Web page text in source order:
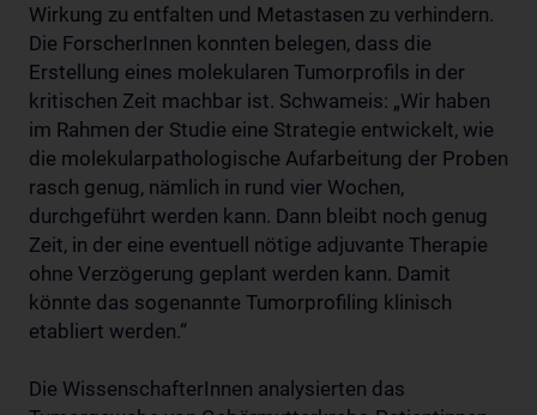
Wirkung zu entfalten und Metastasen zu verhindern.
Die ForscherInnen konnten belegen, dass die
Erstellung eines molekularen Tumorprofils in der
kritischen Zeit machbar ist. Schwameis: „Wir haben
im Rahmen der Studie eine Strategie entwickelt, wie
die molekularpathologische Aufarbeitung der Proben
rasch genug, nämlich in rund vier Wochen,
durchgeführt werden kann. Dann bleibt noch genug
Zeit, in der eine eventuell nötige adjuvante Therapie
ohne Verzögerung geplant werden kann. Damit
könnte das sogenannte Tumorprofiling klinisch
etabliert werden.“
Die WissenschafterInnen analysierten das